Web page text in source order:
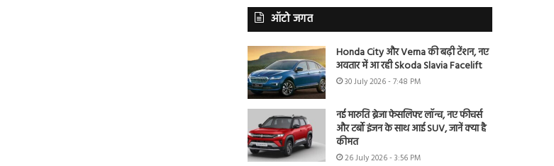
ऑटो जगत
Honda City और Verna की बढ़ी टेंशन, नए
अवतार में आ रही Skoda Slavia Facelift
30 July 2026 - 7:48 PM
नई मारुति ब्रेजा फेसलिफ्ट लॉन्च, नए फीचर्स
और टर्बो इंजन के साथ आई SUV, जानें क्या है
कीमत
26 July 2026 - 3:56 PM